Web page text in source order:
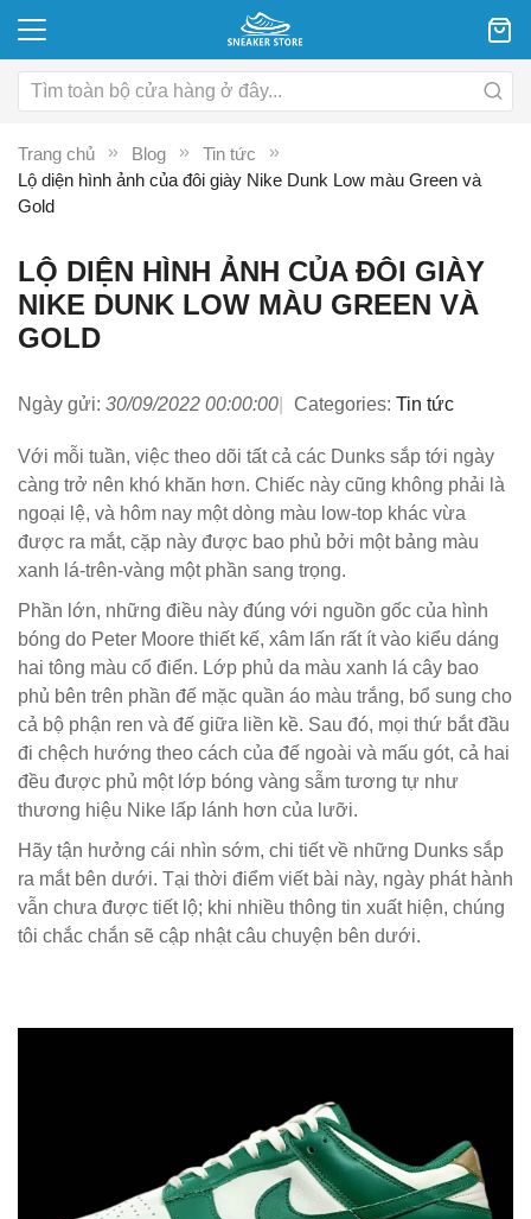
Trang chủ Blog
Tin tức
Lộ diện hình ảnh của đôi giày Nike Dunk Low màu Green và
Gold
LỘ DIỆN HÌNH ẢNH CỦA ĐÔI GIÀY
NIKE DUNK LOW MÀU GREEN VÀ
GOLD
Ngày gửi: 30/09/2022 00:00:00 Categories: Tin tức
Với mỗi tuần, việc theo dõi tất cả các Dunks sắp tới ngày
càng trở nên khó khăn hơn. Chiếc này cũng không phải là
ngoại lệ, và hôm nay một dòng màu low-top khác vừa
được ra mắt, cặp này được bao phủ bởi một bảng màu
xanh lá-trên-vàng một phần sang trọng.
Phần lớn, những điều này đúng với nguồn gốc của hình
bóng do Peter Moore thiết kế, xâm lấn rất ít vào kiểu dáng
hai tông màu cổ điển. Lớp phủ da màu xanh lá cây bao
phủ bên trên phần đế mặc quần áo màu trắng, bổ sung cho
cả bộ phận ren và đế giữa liền kề. Sau đó, mọi thứ bắt đầu
đi chệch hướng theo cách của đế ngoài và mấu gót, cả hai
đều được phủ một lớp bóng vàng sẫm tương tự như
thương hiệu Nike lấp lánh hơn của lưỡi.
Hãy tận hưởng cái nhìn sớm, chi tiết về những Dunks sắp
ra mắt bên dưới. Tại thời điểm viết bài này, ngày phát hành
vẫn chưa được tiết lộ; khi nhiều thông tin xuất hiện, chúng
tôi chắc chắn sẽ cập nhật câu chuyện bên dưới.